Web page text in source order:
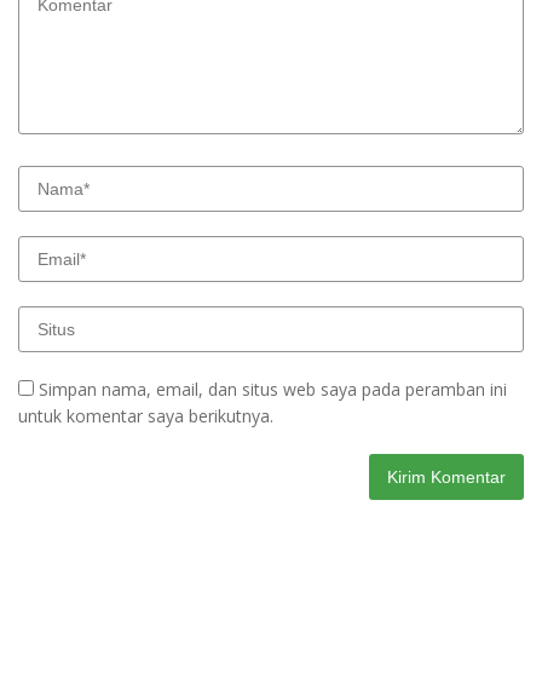
Simpan nama, email, dan situs web saya pada peramban ini
untuk komentar saya berikutnya.